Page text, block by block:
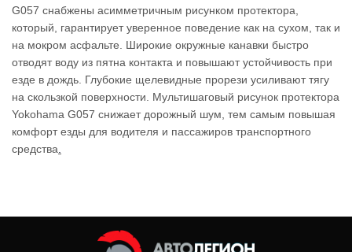
G057 снабжены асимметричным рисунком протектора,
который , гарантирует уверенное поведение как на сухом, так и
на мокром асфальте. Широкие окружные канавки быстро
отводят воду из пятна контакта и повышают устойчивость при
езде в дождь. Глубокие щелевидные прорези усиливают тягу
на скользкой поверхности. Мультишаговый рисунок протектора
Yokohama G057 снижает дорожный шум, тем самым повышая
комфорт езды для водителя и пассажиров транспортного
средства